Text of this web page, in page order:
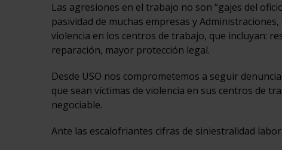
Las agresiones en el trabajo no son “gajes del
pasividad de muchas empresas y
violencia en los centros de trabajo, que incluyan:
reparación, mayor protección legal.
Desde USO nos comprometemos a seguir
que sean víctimas de violencia en sus centros de
negociable.
Ante las escalofriantes cifras de siniestralidad